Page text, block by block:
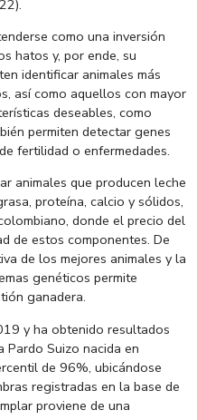
como una inversión
hatos y, por ende, su
identificar animales más
así como aquellos con mayor
deseables, como
permiten detectar genes
fertilidad o enfermedades.
animales que producen leche
proteína, calcio y sólidos,
donde el precio del
de estos componentes. De
de los mejores animales y la
genéticos permite
ganadera.
y ha obtenido resultados
Pardo Suizo nacida en
de 96%, ubicándose
registradas en la base de
proviene de una